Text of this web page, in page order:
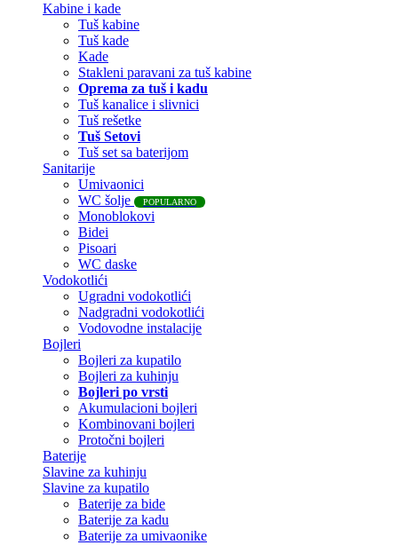
Kabine i kade
Tuš kabine
Tuš kade
Kade
Stakleni paravani za tuš kabine
Oprema za tuš i kadu
Tuš kanalice i slivnici
Tuš rešetke
Tuš Setovi
Tuš set sa baterijom
Sanitarije
Umivaonici
WC šolje
POPULARNO
Monoblokovi
Bidei
Pisoari
WC daske
Vodokotlići
Ugradni vodokotlići
Nadgradni vodokotlići
Vodovodne instalacije
Bojleri
Bojleri za kupatilo
Bojleri za kuhinju
Bojleri po vrsti
Akumulacioni bojleri
Kombinovani bojleri
Protočni bojleri
Baterije
Slavine za kuhinju
Slavine za kupatilo
Baterije za bide
Baterije za kadu
Baterije za umivaonike